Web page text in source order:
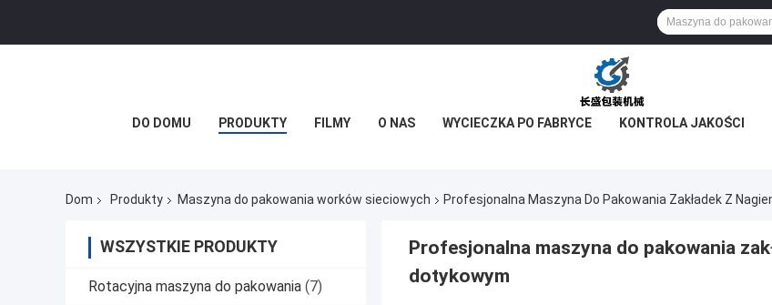
DO DOMU PRODUKTY FILMY O NAS WYCIECZKA PO FABRYCE KONTROLA JAKOŚCI
Dom Produkty Maszyna do pakowania worków sieciowych Profesjonalna Maszyna Do Pakowania Zakładek Z
WSZYSTKIE PRODUKTY
Rotacyjna maszyna do pakowania (7)
Profesjonalna maszyna do pakowania
dotykowym